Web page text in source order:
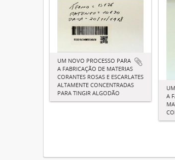
UM NOVO PROCESSO PARA
A FABRICAÇÃO DE MATERIAS
CORANTES ROSAS E ESCARLATES
ALTAMENTE CONCENTRADAS
PARA TINGIR ALGODÃO
A